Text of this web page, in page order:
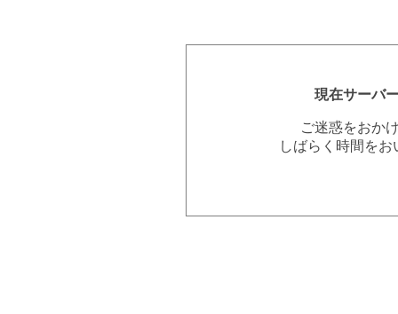
現在サーバ
ご迷惑をおか
しばらく時間を